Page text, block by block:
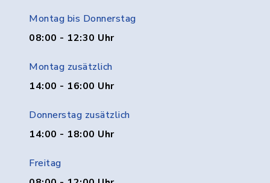
Montag bis Donnerstag
08:00 - 12:30 Uhr
Montag zusätzlich
14:00 - 16:00 Uhr
Donnerstag zusätzlich
14:00 - 18:00 Uhr
Freitag